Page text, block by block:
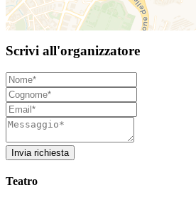
Scrivi all'organizzatore
Invia richiesta
Teatro